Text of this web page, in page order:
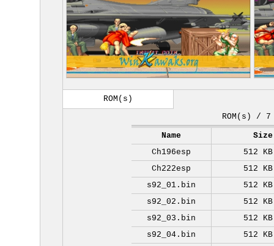
ROM(s)
ROM(s) / 7
Name
Size
Ch196esp
512 KB
Ch222esp
512 KB
s92_01.bin
512 KB
s92_02.bin
512 KB
s92_03.bin
512 KB
s92_04.bin
512 KB